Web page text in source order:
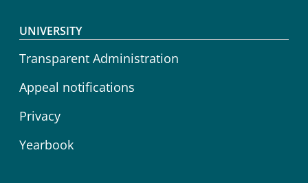
Footer menu
UNIVERSITY
Transparent Administration
Appeal notifications
Privacy
Yearbook